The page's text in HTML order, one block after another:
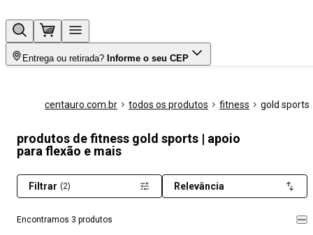
Entrega ou retirada? Informe o seu CEP
centauro.com.br todos os produtos fitness gold sports
produtos de fitness gold sports | apoio
para flexão e mais
Encontramos 3 produtos
Filtrar (2) Relevância